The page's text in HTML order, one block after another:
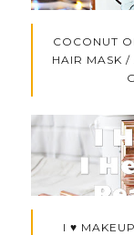
COCONUT
HAIR MASK
I ♥